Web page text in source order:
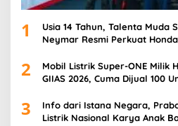
1
Usia 14 Tahun, Talenta Muda
Neymar Resmi Perkuat
2
Mobil Listrik Super-ONE Milik
GIIAS 2026, Cuma Dijual 100
3
Info dari Istana Negara, Prabowo Segera Merilis Motor
Listrik Nasional Karya Anak